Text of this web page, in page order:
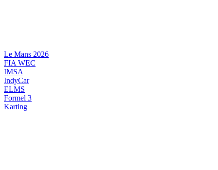
Le Mans 2026
FIA WEC
IMSA
IndyCar
ELMS
Formel 3
Karting